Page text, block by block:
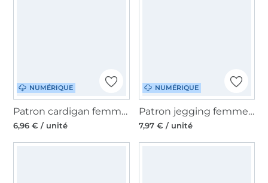
NUMÉRIQUE
Patron cardigan femme pdf Macapa Erbsünde, en allemand
6,96 € / unité
NUMÉRIQUE
Patron jegging femme pdf Limeira Erbsünde, en allemand
7,97 € / unité